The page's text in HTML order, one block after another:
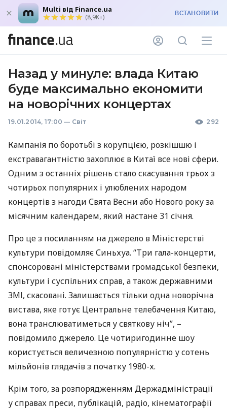
Multi від Finance.ua
(8,9K+) ВСТАНОВИТИ
Назад у минуле: влада Китаю
буде максимально економити
на новорічних концертах
19.01.2014, 17:00 — Світ 292
Кампанія по боротьбі з корупцією, розкішшю і
екстравагантністю захоплює в Китаї все нові сфери.
Одним з останніх рішень стало скасування трьох з
чотирьох популярних і улюблених народом
концертів з нагоди Свята Весни або Нового року за
місячним календарем, який настане 31 січня.
Про це з посиланням на джерело в Міністерстві
культури повідомляє Синьхуа. “Три гала-концерти,
спонсоровані міністерствами громадської безпеки,
культури і суспільних справ, а також державними
ЗМІ, скасовані. Залишається тільки одна новорічна
вистава, яке готує Центральне телебачення Китаю,
вона транслюватиметься у святкову ніч”, –
повідомило джерело. Це чотиригодинне шоу
користується величезною популярністю у сотень
мільйонів глядачів з початку 1980-х.
Крім того, за розпорядженням Держадміністрації
у справах преси, публікацій, радіо, кінематографії